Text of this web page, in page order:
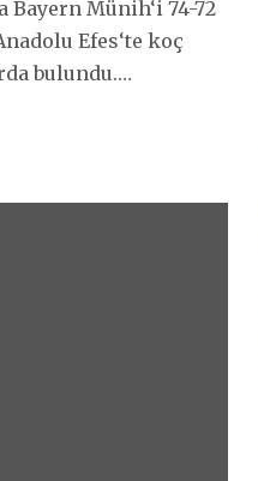
Bayern Münih‘i 74-72
Efes‘te koç
bulundu.…